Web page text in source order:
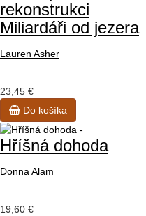
rekonstrukci
Miliardáři od jezera
Lauren Asher
23,45 €
Do košíka
Hříšná dohoda
Donna Alam
19,60 €